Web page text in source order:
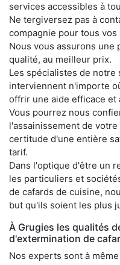
services accessibles à
Ne tergiversez pas à
compagnie pour tous
Nous vous assurons une
qualité, au meilleur prix.
Les spécialistes de
interviennent n'importe
offrir une aide efficace et
Vous pourrez nous
l'assainissement de
certitude d'une entière
tarif.
Dans l'optique d'être un
les particuliers et
de cafards de cuisine,
but qu'ils soient les plus
À Grugies les qualités
d'extermination de
Nos experts sont à